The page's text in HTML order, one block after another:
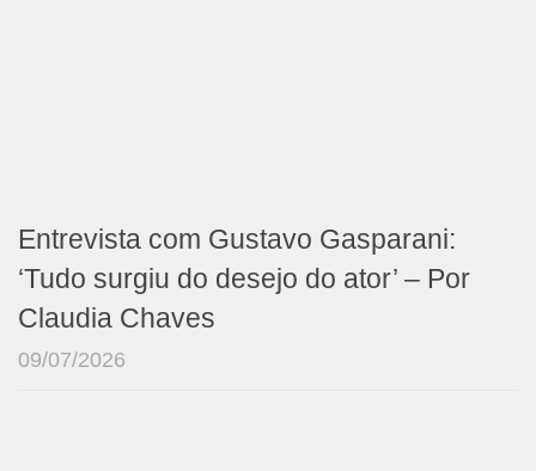
Entrevista com Gustavo Gasparani:
‘Tudo surgiu do desejo do ator’ – Por
Claudia Chaves
09/07/2026